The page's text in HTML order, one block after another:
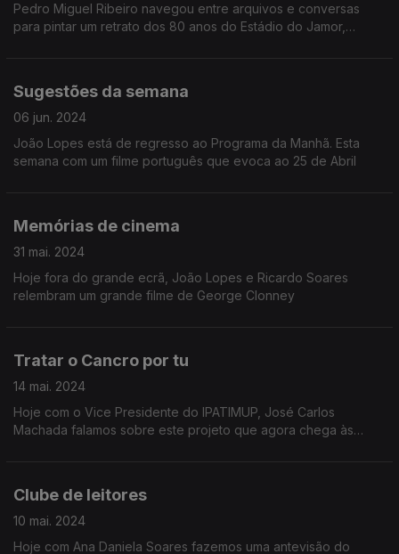
Pedro Miguel Ribeiro navegou entre arquivos e conversas
para pintar um retrato dos 80 anos do Estádio do Jamor,
Sugestões da semana
06 jun. 2024
João Lopes está de regresso ao Programa da Manhã. Esta
semana com um filme português que evoca ao 25 de Abril
Memórias de cinema
31 mai. 2024
Hoje fora do grande ecrã, João Lopes e Ricardo Soares
relembram um grande filme de George Clonney
Tratar o Cancro por tu
14 mai. 2024
Hoje com o Vice Presidente do IPATIMUP, José Carlos
Machada falamos sobre este projeto que agora chega às
Clube de leitores
10 mai. 2024
Hoje com Ana Daniela Soares fazemos uma antevisão do